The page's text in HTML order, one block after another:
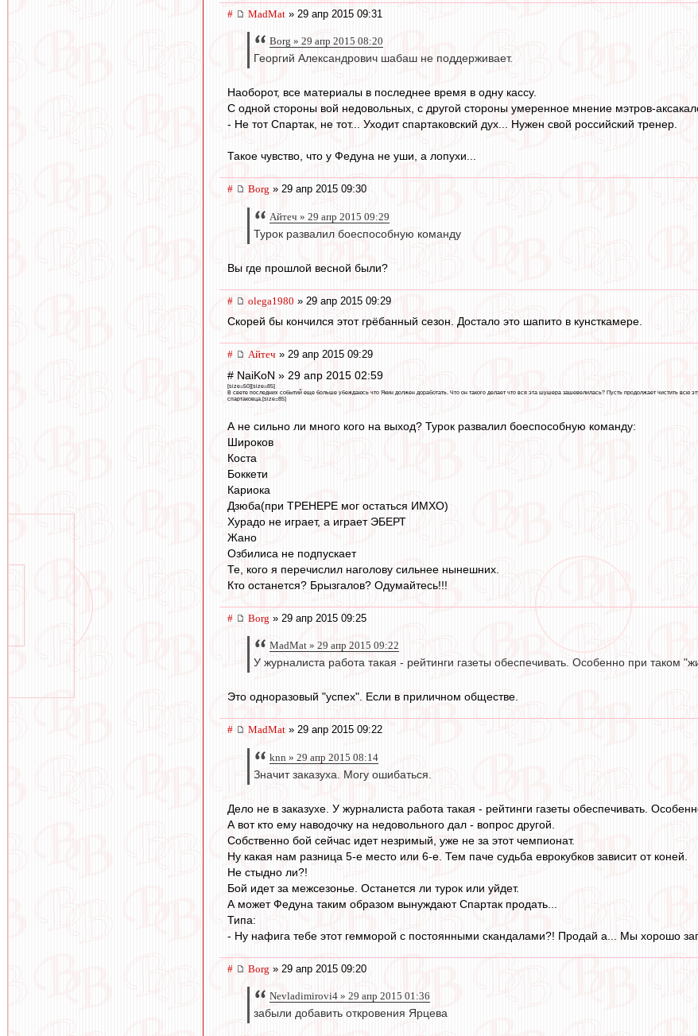
# MadMat » 29 апр 2015 09:31
Borg » 29 апр 2015 08:20
Георгий Александрович шабаш не поддерживает.
Наоборот, все материалы в последнее время в одну кассу.
С одной стороны вой недовольных, с другой стороны умеренное мнение мэтров-
- Не тот Спартак, не тот... Уходит спартаковский дух... Нужен свой российский тренер.
Такое чувство, что у Федуна не уши, а лопухи...
# Borg » 29 апр 2015 09:30
Айтеч » 29 апр 2015 09:29
Турок развалил боеспособную команду
Вы где прошлой весной были?
# olega1980 » 29 апр 2015 09:29
Скорей бы кончился этот грёбанный сезон. Достало это шапито в кунсткамере.
# Айтеч » 29 апр 2015 09:29
# NaiKoN » 29 апр 2015 02:59
[size=50][size=85]
В свете последних событий еще больше убеждаюсь что Якин должен доработать. Что он такого делает что вся эта шушера зашевелилась? Пусть продолжает чистить
спартаковца.[size=85]
А не сильно ли много кого на выход? Турок развалил боеспособную команду:
Широков
Коста
Боккети
Кариока
Дзюба(при ТРЕНЕРЕ мог остаться ИМХО)
Хурадо не играет, а играет ЭБЕРТ
Жано
Озбилиса не подпускает
Те, кого я перечислил наголову сильнее нынешних.
Кто останется? Брызгалов? Одумайтесь!!!
# Borg » 29 апр 2015 09:25
MadMat » 29 апр 2015 09:22
У журналиста работа такая - рейтинги газеты обеспечивать. Особенно при таком
Это одноразовый "успех". Если в приличном обществе.
# MadMat » 29 апр 2015 09:22
knn » 29 апр 2015 08:14
Значит заказуха. Могу ошибаться.
Дело не в заказухе. У журналиста работа такая - рейтинги газеты обеспечивать.
А вот кто ему наводочку на недовольного дал - вопрос другой.
Собственно бой сейчас идет незримый, уже не за этот чемпионат.
Ну какая нам разница 5-е место или 6-е. Тем паче судьба еврокубков зависит от коней.
Не стыдно ли?!
Бой идет за межсезонье. Останется ли турок или уйдет.
А может Федуна таким образом вынуждают Спартак продать...
Типа:
- Ну нафига тебе этот гемморой с постоянными скандалами?! Продай а... Мы хорошо
# Borg » 29 апр 2015 09:20
Nevladimirovi4 » 29 апр 2015 01:36
забыли добавить откровения Ярцева